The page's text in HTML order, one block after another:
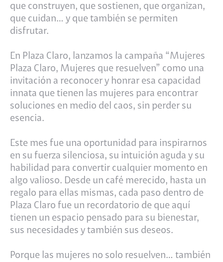
que construyen, que sostienen, que organizan,
que cuidan… y que también se permiten
disfrutar.
En Plaza Claro, lanzamos la campaña “Mujeres
Plaza Claro, Mujeres que resuelven” como una
invitación a reconocer y honrar esa capacidad
innata que tienen las mujeres para encontrar
soluciones en medio del caos, sin perder su
esencia.
Este mes fue una oportunidad para inspirarnos
en su fuerza silenciosa, su intuición aguda y su
habilidad para convertir cualquier momento en
algo valioso. Desde un café merecido, hasta un
regalo para ellas mismas, cada paso dentro de
Plaza Claro fue un recordatorio de que aquí
tienen un espacio pensado para su bienestar,
sus necesidades y también sus deseos.
Porque las mujeres no solo resuelven… también